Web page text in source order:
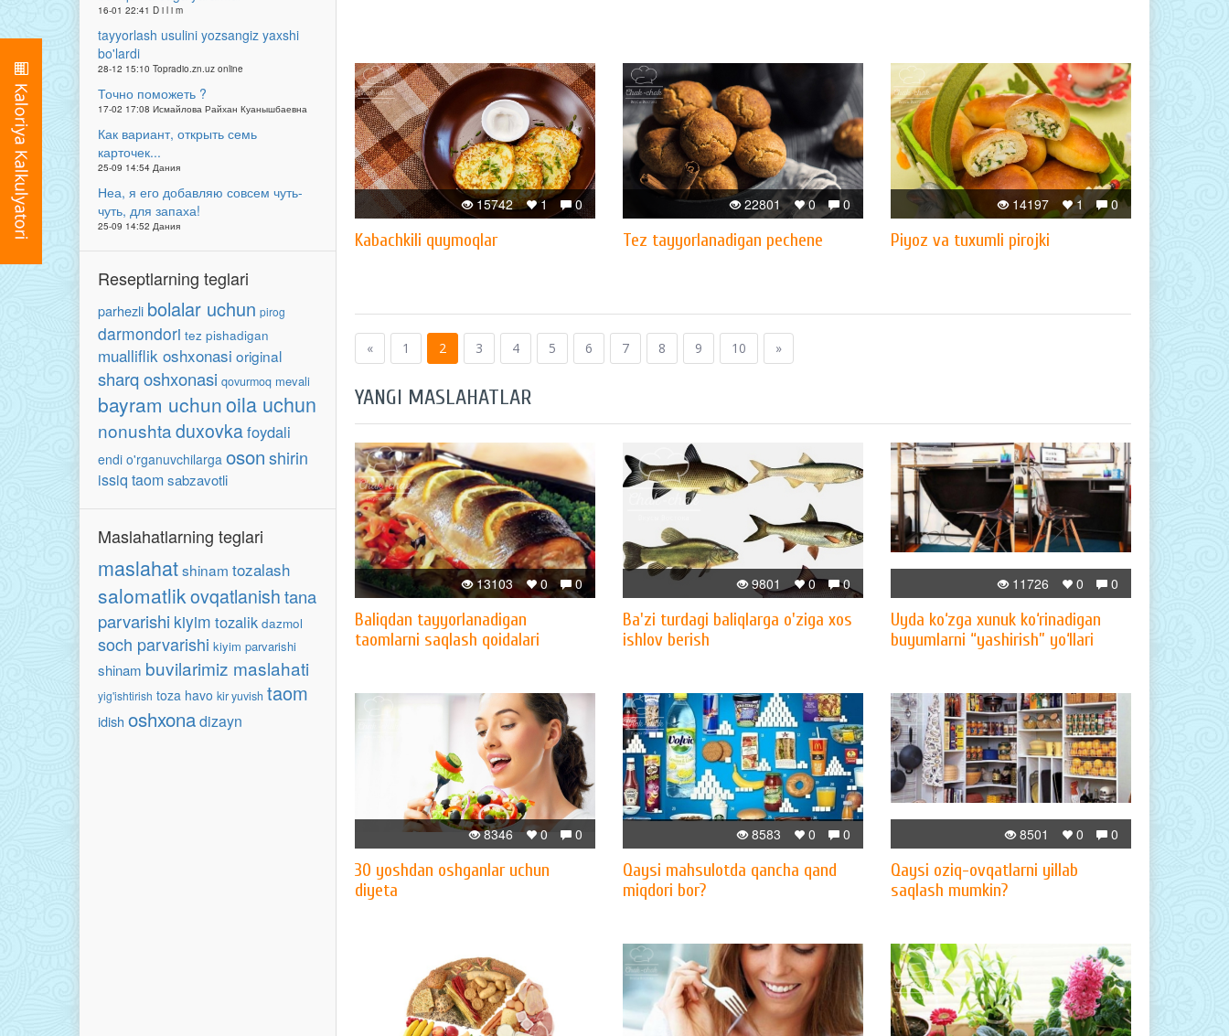
16-01 22:41 D i l i m
tayyorlash usulini yozsangiz yaxshi
bo'lardi
28-12 15:10 Topradio.zn.uz online
Точно поможеть ?
17-02 17:08 Исмайлова Райхан Куанышбаевна
Как вариант, открыть семь
карточек...
25-09 14:54 Дания
Неа, я его добавляю совсем чуть-
чуть, для запаха!
25-09 14:52 Дания
Reseptlarning teglari
parhezli bolalar uchun pirog
darmondori tez pishadigan
mualliflik oshxonasi original
sharq oshxonasi qovurmoq mevali
bayram uchunoila uchun
nonushtaduxovkafoydali
endi o'rganuvchilarga osonshirin
issiq taomsabzavotli
Maslahatlarning teglari
maslahatshinam tozalash
salomatlikovqatlanishtana
parvarishi kiyim tozalik dazmol
soch parvarishi kiyim parvarishi
shinam buvilarimiz maslahati
yig'ishtirish toza havo kir yuvish taom
idish oshxonadizayn
0
1
15742
Kabachkili quymoqlar
0
0
22801
Tez tayyorlanadigan pechene
0
1
14197
Piyoz va tuxumli pirojki
« 1 2 3 4 5 6 7 8 9 10 »
YANGI MASLAHATLAR
0
0
13103
Baliqdan tayyorlanadigan
taomlarni saqlash qoidalari
0
0
9801
Ba'zi turdagi baliqlarga o'ziga xos
ishlov berish
0
0
11726
Uyda ko‘zga xunuk ko‘rinadigan
buyumlarni “yashirish” yo‘llari
0
0
8346
30 yoshdan oshganlar uchun
diyeta
0
0
8583
Qaysi mahsulotda qancha qand
miqdori bor?
0
0
8501
Qaysi oziq-ovqatlarni yillab
saqlash mumkin?